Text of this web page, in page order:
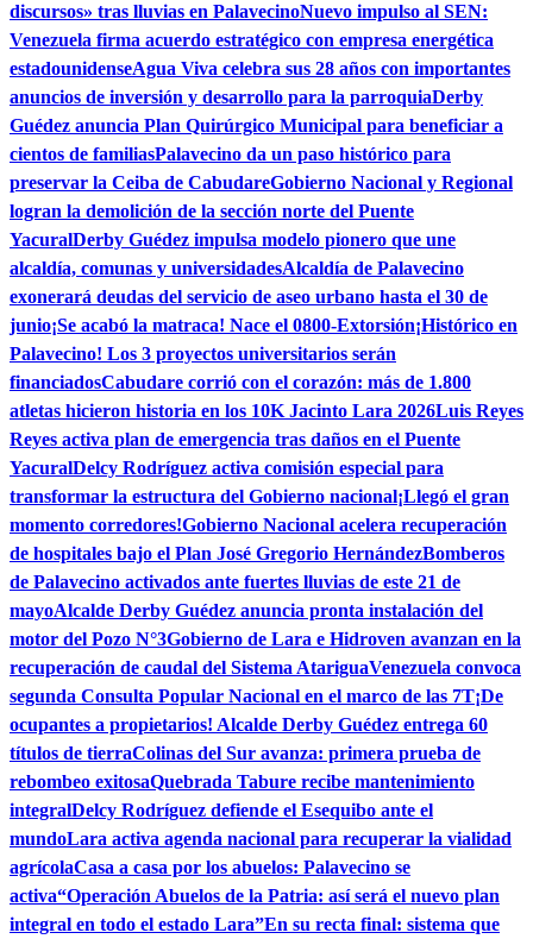
discursos» tras lluvias en PalavecinoNuevo impulso al SEN:
Venezuela firma acuerdo estratégico con empresa energética
estadounidenseAgua Viva celebra sus 28 años con importantes
anuncios de inversión y desarrollo para la parroquiaDerby
Guédez anuncia Plan Quirúrgico Municipal para beneficiar a
cientos de familiasPalavecino da un paso histórico para
preservar la Ceiba de CabudareGobierno Nacional y Regional
logran la demolición de la sección norte del Puente
YacuralDerby Guédez impulsa modelo pionero que une
alcaldía, comunas y universidadesAlcaldía de Palavecino
exonerará deudas del servicio de aseo urbano hasta el 30 de
junio¡Se acabó la matraca! Nace el 0800-Extorsión¡Histórico en
Palavecino! Los 3 proyectos universitarios serán
financiadosCabudare corrió con el corazón: más de 1.800
atletas hicieron historia en los 10K Jacinto Lara 2026Luis Reyes
Reyes activa plan de emergencia tras daños en el Puente
YacuralDelcy Rodríguez activa comisión especial para
transformar la estructura del Gobierno nacional¡Llegó el gran
momento corredores!Gobierno Nacional acelera recuperación
de hospitales bajo el Plan José Gregorio HernándezBomberos
de Palavecino activados ante fuertes lluvias de este 21 de
mayoAlcalde Derby Guédez anuncia pronta instalación del
motor del Pozo N°3Gobierno de Lara e Hidroven avanzan en la
recuperación de caudal del Sistema AtariguaVenezuela convoca
segunda Consulta Popular Nacional en el marco de las 7T¡De
ocupantes a propietarios! Alcalde Derby Guédez entrega 60
títulos de tierraColinas del Sur avanza: primera prueba de
rebombeo exitosaQuebrada Tabure recibe mantenimiento
integralDelcy Rodríguez defiende el Esequibo ante el
mundoLara activa agenda nacional para recuperar la vialidad
agrícolaCasa a casa por los abuelos: Palavecino se
activa“Operación Abuelos de la Patria: así será el nuevo plan
integral en todo el estado Lara”En su recta final: sistema que